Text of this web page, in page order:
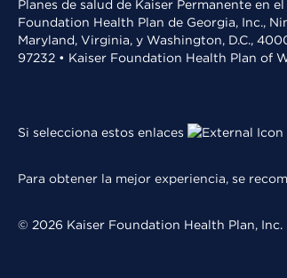
Planes de salud de Kaiser Permanente en
Foundation Health Plan de Georgia, Inc.,
Maryland, Virginia, y Washington, D.C.,
97232 • Kaiser Foundation Health Plan of
Si selecciona estos enlaces
Para obtener la mejor experiencia, se
© 2026 Kaiser Foundation Health Plan, Inc.